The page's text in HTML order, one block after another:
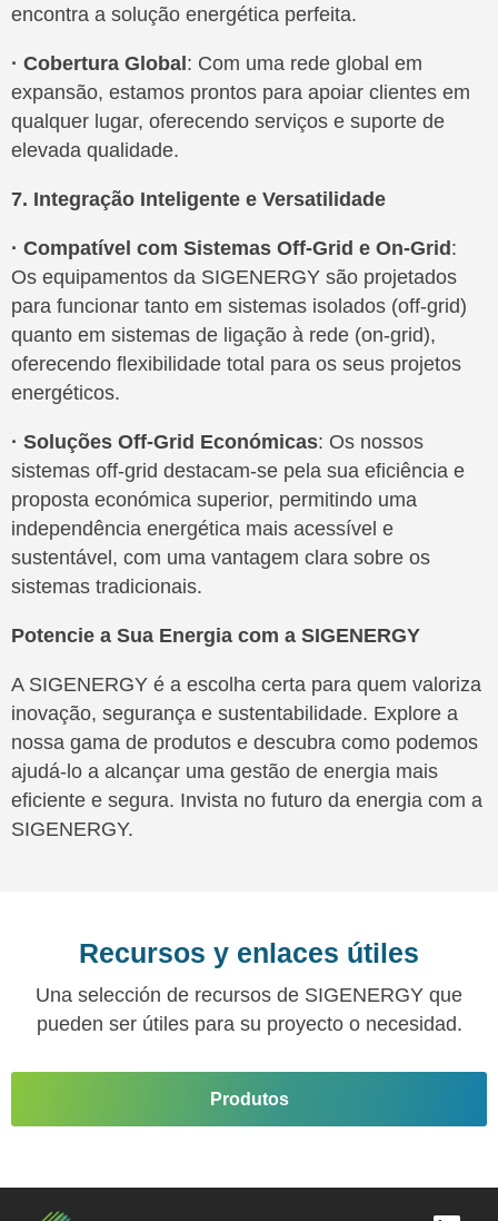
encontra a solução energética perfeita.
· Cobertura Global : Com uma rede global em
expansão, estamos prontos para apoiar clientes em
qualquer lugar, oferecendo serviços e suporte de
elevada qualidade.
7. Integração Inteligente e Versatilidade
· Compatível com Sistemas Off-Grid e On-Grid :
Os equipamentos da SIGENERGY são projetados
para funcionar tanto em sistemas isolados (off-grid)
quanto em sistemas de ligação à rede (on-grid),
oferecendo flexibilidade total para os seus projetos
energéticos.
· Soluções Off-Grid Económicas: Os nossos
sistemas off-grid destacam-se pela sua eficiência e
proposta económica superior, permitindo uma
independência energética mais acessível e
sustentável, com uma vantagem clara sobre os
sistemas tradicionais.
Potencie a Sua Energia com a SIGENERGY
A SIGENERGY é a escolha certa para quem valoriza
inovação, segurança e sustentabilidade. Explore a
nossa gama de produtos e descubra como podemos
ajudá-lo a alcançar uma gestão de energia mais
eficiente e segura. Invista no futuro da energia com a
SIGENERGY.
Recursos y enlaces útiles
Una selección de recursos de SIGENERGY que
pueden ser útiles para su proyecto o necesidad.
Produtos